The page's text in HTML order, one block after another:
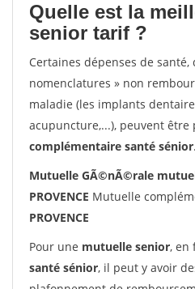
Quelle est la
senior tarif ?
Certaines dépenses de santé,
nomenclatures » non
maladie (les implants
acupuncture,...), peuvent être
complémentaire santé sénior.
Mutuelle GÃ©nÃ©rale
PROVENCE Mutuelle
PROVENCE
Pour une mutuelle senior, en
santé sénior, il peut y avoir